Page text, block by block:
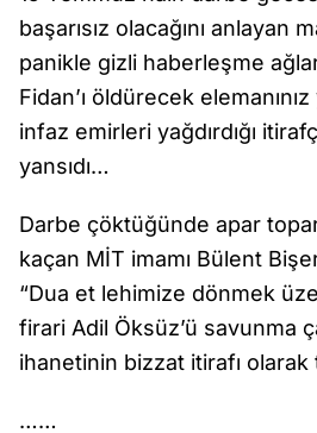
başarısız olacağını anlayan
panikle gizli haberleşme
Fidan’ı öldürecek
infaz emirleri yağdırdığı
yansıdı…
Darbe çöktüğünde apar
kaçan MİT imamı Bülent
“Dua et lehimize dönmek
firari Adil Öksüz’ü savunma
ihanetinin bizzat itirafı
……